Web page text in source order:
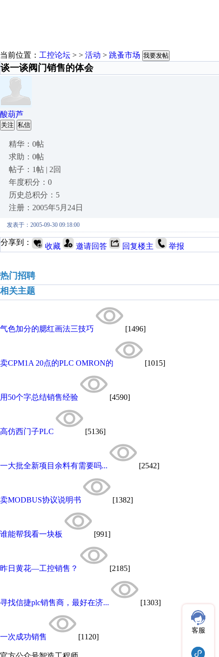
当前位置： 工控论坛 > > 活动 > 跳蚤市场 我要发帖
谈一谈阀门销售的体会
酸葫芦
关注 私信
精华：0帖
求助：0帖
帖子：1帖 | 2回
年度积分：0
历史总积分：5
注册：2005年5月24日
发表于：2005-09-30 09:18:00
分享到： 收藏 邀请回答 回复楼主 举报
热门招聘
相关主题
气色加分的腮红画法三技巧 [1496]
卖CPM1A 20点的PLC OMRON的 [1015]
用50个字总结销售经验 [4590]
高仿西门子PLC [5136]
一大批全新项目余料有需要吗... [2542]
卖MODBUS协议说明书 [1382]
谁能帮我看一块板 [991]
昨日黄花—工控销售？ [2185]
寻找信捷plc销售商，最好在济... [1303]
一次成功销售 [1120]
客服